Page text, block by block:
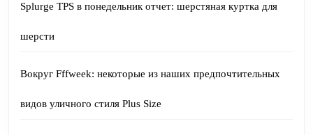
Splurge TPS в понедельник отчет: шерстяная куртка для
шерсти
Вокруг Fffweek: некоторые из наших предпочтительных
видов уличного стиля Plus Size